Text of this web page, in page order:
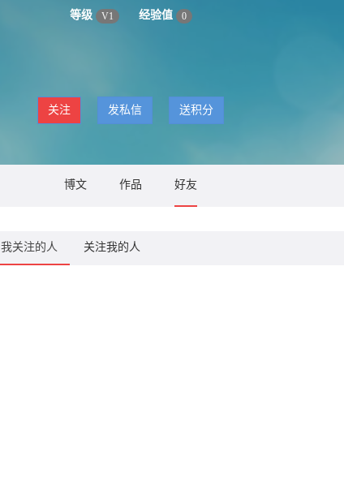
等级 V1 经验值 0
关注 发私信 送积分
博文 作品 好友
我关注的人 关注我的人